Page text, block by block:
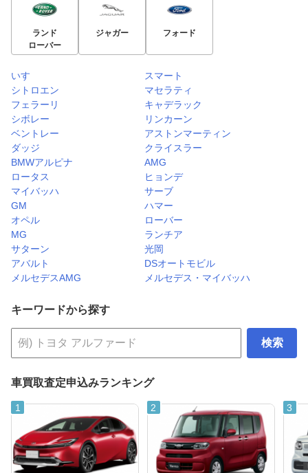
ランド
ローバー
ジャガー フォード
いすゞ
スマート
シトロエン
マセラティ
フェラーリ
キャデラック
シボレー
リンカーン
ベントレー
アストンマーティン
ダッジ
クライスラー
BMWアルピナ
AMG
ロータス
ヒョンデ
マイバッハ
サーブ
GM
ハマー
オペル
ローバー
MG
ランチア
サターン
光岡
アバルト
DSオートモビル
メルセデスAMG
メルセデス・マイバッハ
キーワードから探す
検索
車買取査定申込みランキング